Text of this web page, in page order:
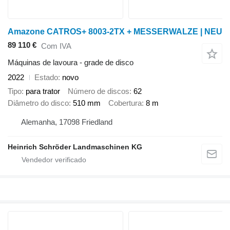
Amazone CATROS+ 8003-2TX + MESSERWALZE | NEU
89 110 € Com IVA
Máquinas de lavoura - grade de disco
2022
Estado novo
Tipo para trator Número de discos 62
Diâmetro do disco 510 mm Cobertura 8 m
Alemanha, 17098 Friedland
Heinrich Schröder Landmaschinen KG